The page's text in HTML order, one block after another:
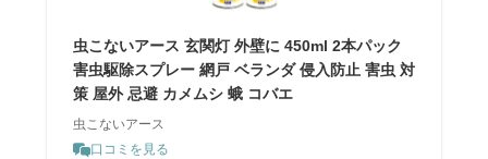
虫こないアース 玄関灯 外壁に 450ml 2本パック
害虫駆除スプレー 網戸 ベランダ 侵入防止 害虫 対
策 屋外 忌避 カメムシ 蛾 コバエ
虫こないアース
口コミを見る